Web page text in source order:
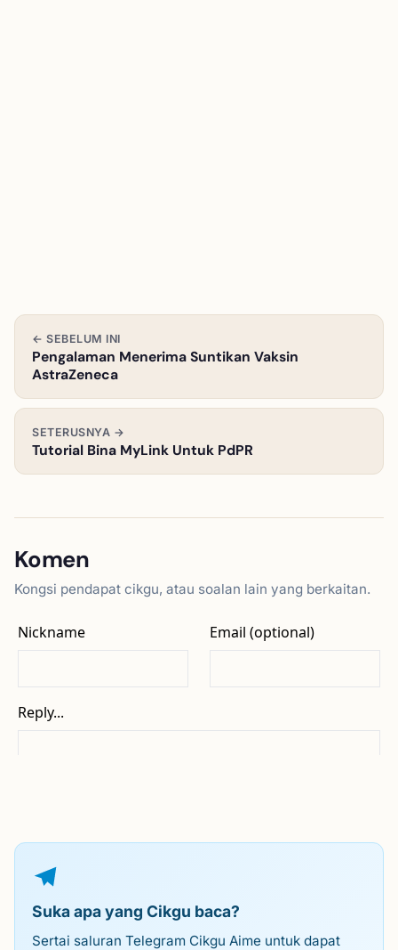
← SEBELUM INI
Pengalaman Menerima Suntikan Vaksin
AstraZeneca
SETERUSNYA →
Tutorial Bina MyLink Untuk PdPR
Komen
Kongsi pendapat cikgu, atau soalan lain yang berkaitan.
Suka apa yang Cikgu baca?
Sertai saluran Telegram Cikgu Aime untuk dapat